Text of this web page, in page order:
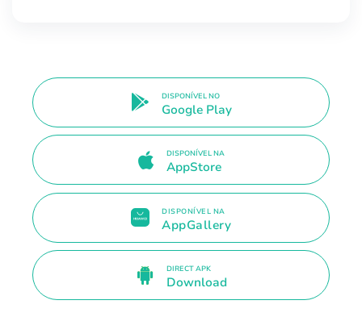
DISPONÍVEL NO
Google Play
DISPONÍVEL NA
AppStore
DISPONÍVEL NA
AppGallery
DIRECT APK
Download